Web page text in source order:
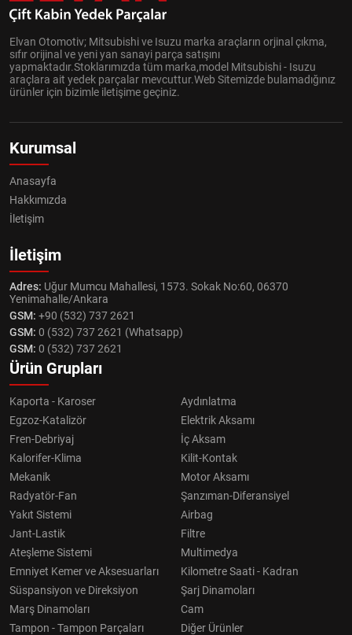
Elvan Otomotiv; Mitsubishi ve Isuzu marka araçların orjinal çıkma,
sıfır orijinal ve yeni yan sanayi parça satışını
yapmaktadır.Stoklarımızda tüm marka,model Mitsubishi - Isuzu
araçlara ait yedek parçalar mevcuttur.Web Sitemizde bulamadığınız
ürünler için bizimle iletişime geçiniz.
Kurumsal
Anasayfa
Hakkımızda
İletişim
İletişim
Adres: Uğur Mumcu Mahallesi, 1573. Sokak No:60, 06370
Yenimahalle/Ankara
GSM: +90 (532) 737 2621
GSM: 0 (532) 737 2621 (Whatsapp)
GSM: 0 (532) 737 2621
Ürün Grupları
Kaporta - Karoser
Aydınlatma
Egzoz-Katalizör
Elektrik Aksamı
Fren-Debriyaj
İç Aksam
Kalorifer-Klima
Kilit-Kontak
Mekanik
Motor Aksamı
Radyatör-Fan
Şanzıman-Diferansiyel
Yakıt Sistemi
Airbag
Jant-Lastik
Filtre
Ateşleme Sistemi
Multimedya
Emniyet Kemer ve Aksesuarları
Kilometre Saati - Kadran
Süspansiyon ve Direksiyon
Şarj Dinamoları
Marş Dinamoları
Cam
Tampon - Tampon Parçaları
Diğer Ürünler